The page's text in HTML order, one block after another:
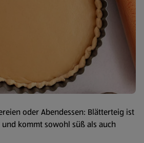
oder Abendessen: Blätterteig ist
kommt sowohl süß als auch